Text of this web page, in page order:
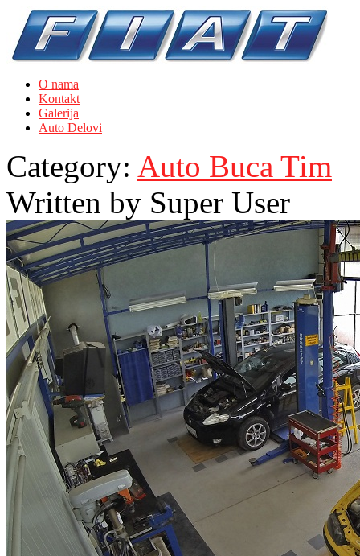
O nama
Kontakt
Galerija
Auto Delovi
Category: Auto Buca Tim
Written by Super User